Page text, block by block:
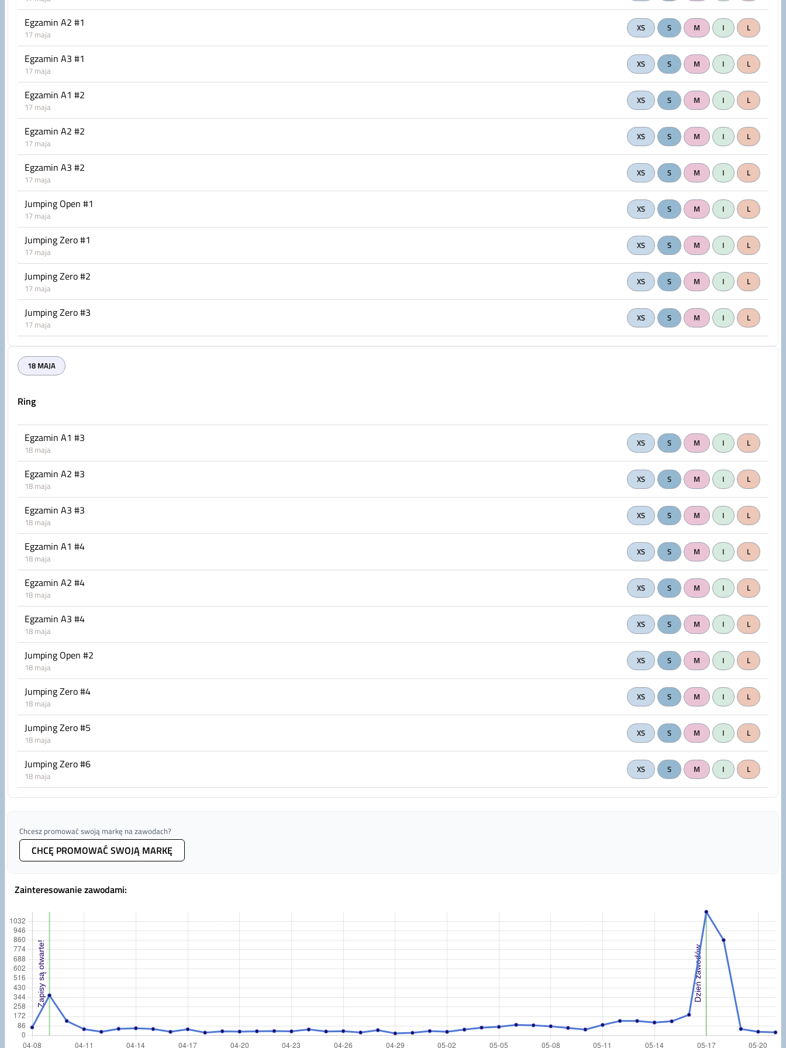
Wpłata po terminie skutkuje podniesieniem startowego o 10 zł.
Podłoże: naturalna trawa
Strefy Galican, plastikowe stacjonaty
W pobliżu zawodów znajdują się restauracje i bary. Teren jest ogrodzony tylko żywopłotem. Dużo terenów
spacerowych, łąki, lasy i jeziorka.
Egzamin A2 #1
17 maja
XS S M I L
Egzamin A3 #1
17 maja
XS S M I L
Egzamin A1 #2
17 maja
XS S M I L
Egzamin A2 #2
17 maja
XS S M I L
Egzamin A3 #2
17 maja
XS S M I L
Jumping Open #1
17 maja
XS S M I L
Jumping Zero #1
17 maja
XS S M I L
Jumping Zero #2
17 maja
XS S M I L
Jumping Zero #3
17 maja
XS S M I L
18 MAJA
Ring
Egzamin A1 #3
18 maja
XS S M I L
Egzamin A2 #3
18 maja
XS S M I L
Egzamin A3 #3
18 maja
XS S M I L
Egzamin A1 #4
18 maja
XS S M I L
Egzamin A2 #4
18 maja
XS S M I L
Egzamin A3 #4
18 maja
XS S M I L
Jumping Open #2
18 maja
XS S M I L
Jumping Zero #4
18 maja
XS S M I L
Jumping Zero #5
18 maja
XS S M I L
Jumping Zero #6
18 maja
XS S M I L
Chcesz promować swoją markę na zawodach?
CHCĘ PROMOWAĆ SWOJĄ MARKĘ
Zainteresowanie zawodami: